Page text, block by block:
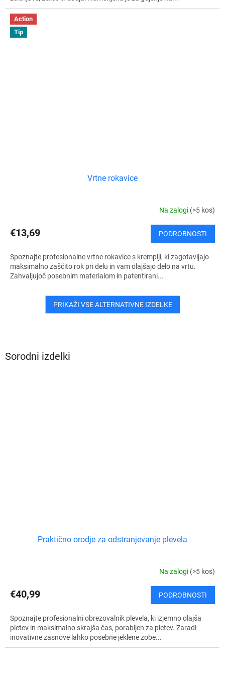
Sorodni izdelki
Praktično orodje za odstranjevanje plevela
Na zalogi (>5 kos)
€40,99 PODROBNOSTI
Spoznajte profesionalni obrezovalnik plevela, ki izjemno olajša
pletev in maksimalno skrajša čas, porabljen za pletev. Zaradi
inovativne zasnove lahko posebne jeklene zobe...
Action
Tip
Vrtne rokavice
Na zalogi (>5 kos)
€13,69 PODROBNOSTI
Spoznajte profesionalne vrtne rokavice s kremplji, ki zagotavljajo
maksimalno zaščito rok pri delu in vam olajšajo delo na vrtu.
Zahvaljujoč posebnim materialom in patentirani...
PRIKAŽI VSE ALTERNATIVNE IZDELKE